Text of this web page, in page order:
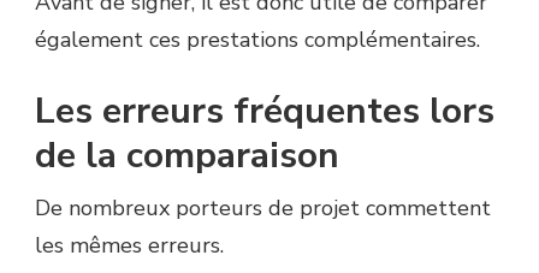
également ces prestations complémentaires.
Les erreurs fréquentes lors
de la comparaison
De nombreux porteurs de projet commettent
les mêmes erreurs.